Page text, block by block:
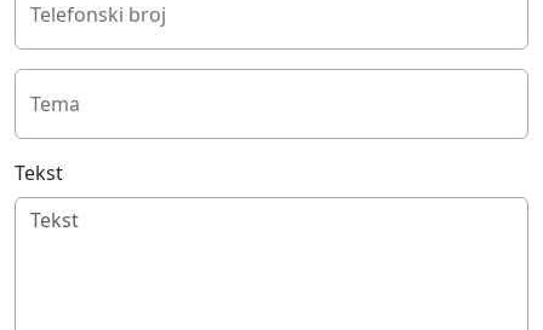
Telefonski broj
Tema
Tekst